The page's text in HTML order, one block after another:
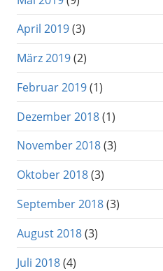
April 2019(3)
März 2019(2)
Februar 2019(1)
Dezember 2018(1)
November 2018(3)
Oktober 2018(3)
September 2018(3)
August 2018(3)
Juli 2018(4)